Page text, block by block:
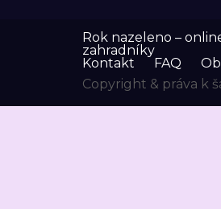
Rok nazeleno –
zahradníky
Kontakt
FAQ
Copyright & práva k